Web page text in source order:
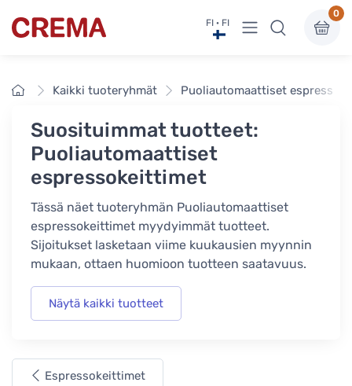
Crema FI · FI Näytä valikko
0
EtusivuKaikki tuoteryhmät Puoliautomaattiset
Suosituimmat tuotteet:
Puoliautomaattiset
espressokeittimet
Tässä näet tuoteryhmän Puoliautomaattiset
espressokeittimet myydyimmät tuotteet.
Sijoitukset lasketaan viime kuukausien myynnin
mukaan, ottaen huomioon tuotteen saatavuus.
Näytä kaikki tuotteet
Espressokeittimet